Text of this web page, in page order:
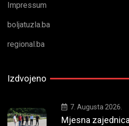
Impressum
boljatuzla.ba
regional.ba
Izdvojeno
7. Augusta 2026.
Mjesna